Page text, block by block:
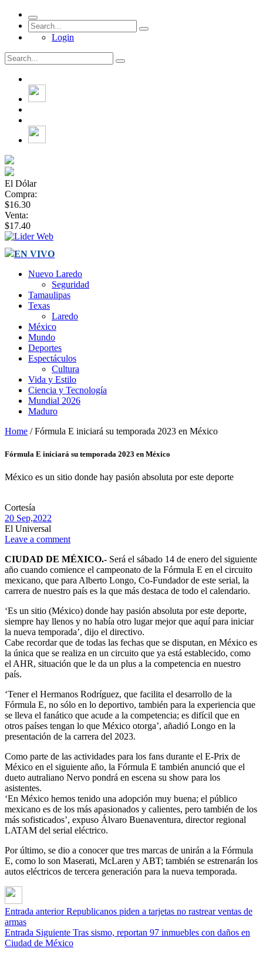
Login
El Dólar
Compra:
$16.30
Venta:
$17.40
EN VIVO
Nuevo Laredo
Seguridad
Tamaulipas
Texas
Laredo
México
Mundo
Deportes
Espectáculos
Cultura
Vida y Estilo
Ciencia y Tecnología
Mundial 2026
Maduro
Home / Fórmula E iniciará su temporada 2023 en México
Fórmula E iniciará su temporada 2023 en México
México es un sitio donde hay pasión absoluta por este deporte
Cortesía
20 Sep,2022
El Universal
Leave a comment
CIUDAD DE MÉXICO.- Será el sábado 14 de enero del siguiente
año cuando comience el campeonato de la Fórmula E en el circuito
mexicano, que para Alberto Longo, Co-Fundador de este serial, la
carrera de nuestro país es la que más destaca de todo el calendario.
‘Es un sitio (México) donde hay pasión absoluta por este deporte,
siempre hay llenos y no había otro lugar mejor que aquí para iniciar
la nueva temporada’, dijo el directivo.
Cabe recordar que de todas las fechas que se disputan, en México es
la única que se realiza en un circuito que ya está establecido, como
el AHR, situación que le da un plus a la competencia en nuestro
país.
‘Tener el Hermanos Rodríguez, que facilita el desarrollo de la
Fórmula E, no sólo en lo deportivo, también para la experiencia que
se lleva el fanático que acude a la competencia; es difícil que en
otros países tengan lo que México otorga’, añadió Longo en la
presentación de la carrera del 2023.
Como parte de las actividades para los fans durante el E-Prix de
México en el siguiente año, la Fórmula E también anunció que el
dueto autraliano Nervo pondrá en escena su show para los
asistentes.
‘En México hemos tenido una adopción muy buena; el público
mexicano es de los más apasionados y calientes, pero también de los
más sofisticados’, expuso Álvaro Buenaventura, director regional
LATAM del serial eléctrico.
Por último, se dio a conocer que tres marcas de unirán a la Fórmula
E, como lo son Maserati, McLaren y ABT; también se estrenarán los
autos eléctricos de tercera generación para la nueva temporada.
Entrada anterior Republicanos piden a tarjetas no rastrear ventas de
armas
Entrada Siguiente Tras sismo, reportan 97 inmuebles con daños en
Ciudad de México